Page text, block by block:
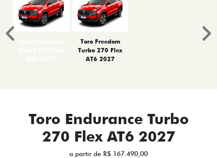
Toro Freedom
Turbo 270 Flex
AT6 2027
Anterior
Toro Endurance Turbo
270 Flex AT6 2027
a partir de R$ 167.490,00